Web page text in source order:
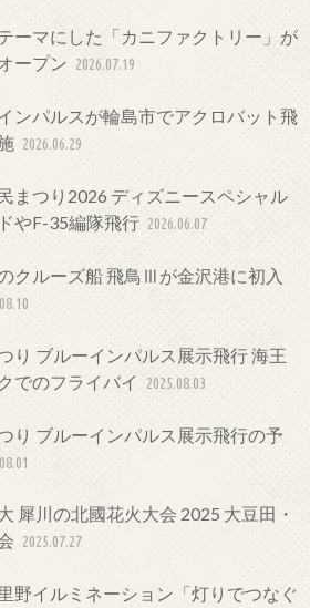
ーマにした「カニファクトリー」が
ープン 2026.07.19
ンパルスが輪島市でアクロバット飛
2026.06.29
まつり2026 ディズニースペシャル
やF-35編隊飛行 2026.06.07
クルーズ船 飛鳥Ⅲが金沢港に初入
り ブルーインパルス展示飛行 海王
でのフライバイ
2025.08.03
り ブルーインパルス展示飛行の予
犀川の北國花火大会 2025 大豆田・
2025.07.27
野イルミネーション「灯りでつなぐ